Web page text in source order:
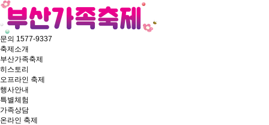
문의 1577-9337
축제소개
부산가족축제
히스토리
오프라인 축제
행사안내
특별체험
가족상담
온라인 축제